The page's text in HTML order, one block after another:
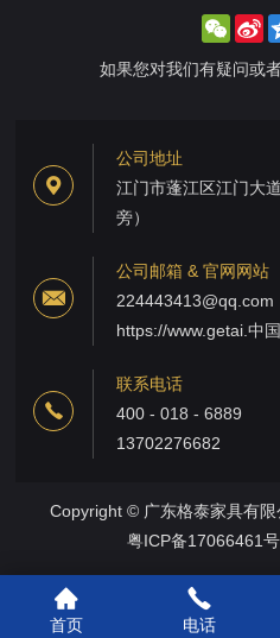
如果您对我们有疑问或
公司地址
江门市蓬江区江门大
旁）
公司邮箱 & 官网网站
224443413@qq.com
https://www.getai.中国
联系电话
400 - 018 - 6889
13702276682
Copyright © 广东格泰家具有
粤ICP备17066461号
首页 电话